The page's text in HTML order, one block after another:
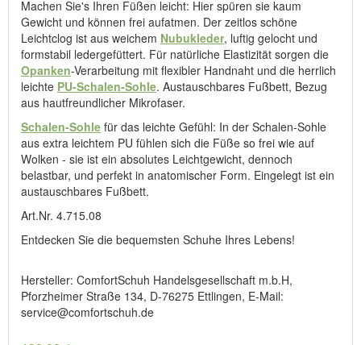
Machen Sie's Ihren Füßen leicht: Hier spüren sie kaum
Gewicht und können frei aufatmen. Der zeitlos schöne
Leichtclog ist aus weichem Nubukleder, luftig gelocht und
formstabil ledergefüttert. Für natürliche Elastizität sorgen die
Opanken-Verarbeitung mit flexibler Handnaht und die herrlich
leichte PU-Schalen-Sohle. Austauschbares Fußbett, Bezug
aus hautfreundlicher Mikrofaser.
Schalen-Sohle für das leichte Gefühl: In der Schalen-Sohle
aus extra leichtem PU fühlen sich die Füße so frei wie auf
Wolken - sie ist ein absolutes Leichtgewicht, dennoch
belastbar, und perfekt in anatomischer Form. Eingelegt ist ein
austauschbares Fußbett.
Art.Nr. 4.715.08
Entdecken Sie die bequemsten Schuhe Ihres Lebens!
Hersteller: ComfortSchuh Handelsgesellschaft m.b.H,
Pforzheimer Straße 134, D-76275 Ettlingen, E-Mail:
service@comfortschuh.de